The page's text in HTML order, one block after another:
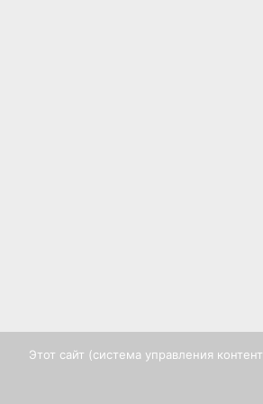
Этот сайт (система управления